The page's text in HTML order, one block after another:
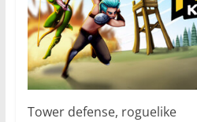
Tower defense, roguelike